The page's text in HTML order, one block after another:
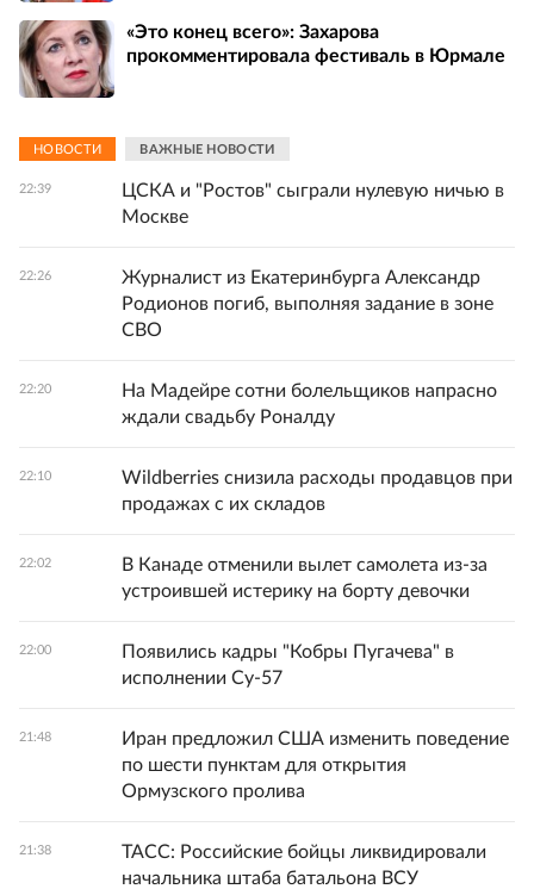
«Это конец всего»: Захарова
прокомментировала фестиваль в Юрмале
НОВОСТИ ВАЖНЫЕ НОВОСТИ
22:39
ЦСКА и "Ростов" сыграли нулевую ничью в
Москве
22:26
Журналист из Екатеринбурга Александр
Родионов погиб, выполняя задание в зоне
СВО
22:20
На Мадейре сотни болельщиков напрасно
ждали свадьбу Роналду
22:10
Wildberries снизила расходы продавцов при
продажах с их складов
22:02
В Канаде отменили вылет самолета из-за
устроившей истерику на борту девочки
22:00
Появились кадры "Кобры Пугачева" в
исполнении Су-57
21:48
Иран предложил США изменить поведение
по шести пунктам для открытия
Ормузского пролива
21:38
ТАСС: Российские бойцы ликвидировали
начальника штаба батальона ВСУ